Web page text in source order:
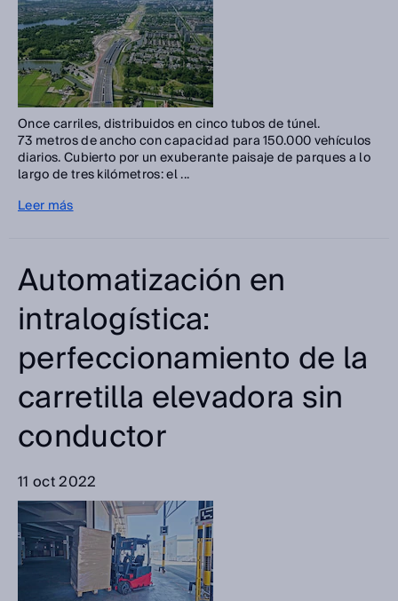
Once carriles, distribuidos en cinco tubos de túnel.
73 metros de ancho con capacidad para 150.000 vehículos
diarios. Cubierto por un exuberante paisaje de parques a lo
largo de tres kilómetros: el ...
Leer más
Automatización en
intralogística:
perfeccionamiento de la
carretilla elevadora sin
conductor
11 oct 2022